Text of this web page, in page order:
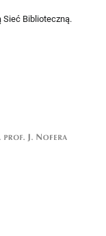
Sieć Biblioteczną.